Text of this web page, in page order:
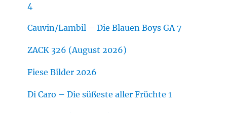
4
Cauvin/Lambil – Die Blauen Boys GA 7
ZACK 326 (August 2026)
Fiese Bilder 2026
Di Caro – Die süßeste aller Früchte 1